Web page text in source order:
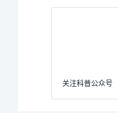
关注科普公众号